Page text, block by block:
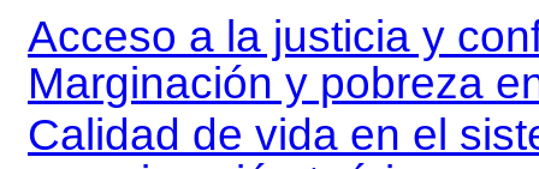
Acceso a la justicia y
Marginación y pobreza
Calidad de vida en el